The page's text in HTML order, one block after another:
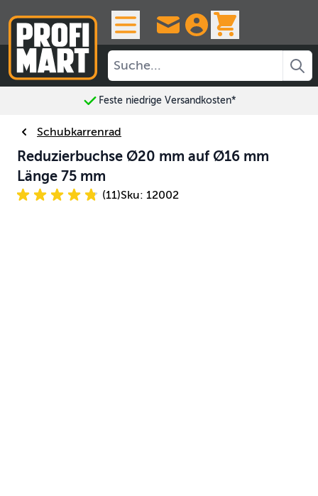
Feste niedrige Versandkosten*
Schubkarrenrad
Reduzierbuchse Ø20 mm auf Ø16 mm
Länge 75 mm
(11)Sku: 12002